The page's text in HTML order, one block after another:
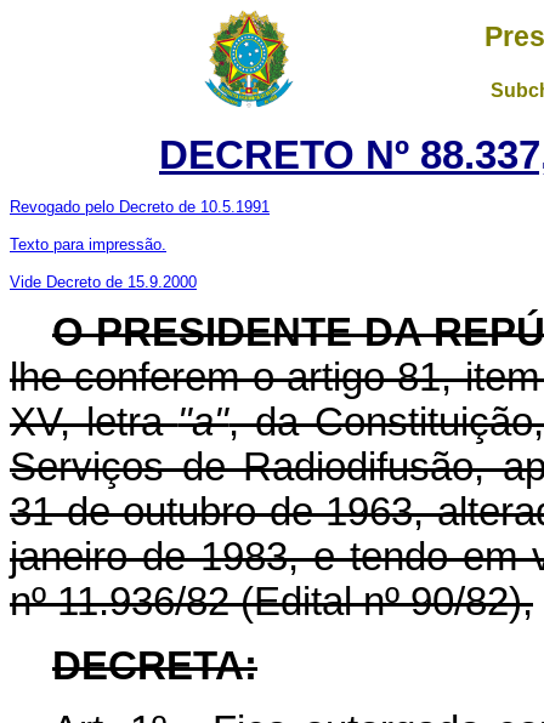
DECRETO Nº
Revogado pelo Decreto de 10.5.1991
Texto para impressão.
Vide Decreto de 15.9.2000
O PRESIDENTE DA
lhe conferem o artigo 81,
XV, letra"a", da
Serviços de Radiodifusão,
31 de outubro de 1963,
janeiro de 1983, e tendo em
nº 11.936/82 (Edital nº 90/82),
DECRETA: